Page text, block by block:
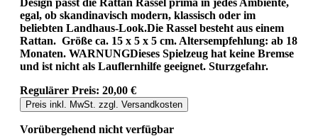
egal, ob skandinavisch modern, klassisch oder im
beliebten Landhaus-Look.Die Rassel besteht aus einem
Rattan. Größe ca. 15 x 5 x 5 cm. Altersempfehlung: ab 18
Monaten. WARNUNGDieses Spielzeug hat keine Bremse
und ist nicht als Lauflernhilfe geeignet. Sturzgefahr.
Regulärer Preis: 20,00 €
Preis inkl. MwSt. zzgl. Versandkosten
Vorübergehend nicht verfügbar